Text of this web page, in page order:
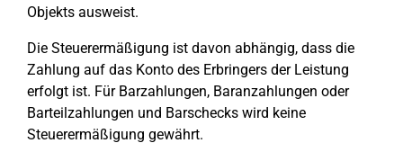
Objekts ausweist.
Die Steuerermäßigung ist davon abhängig, dass die
Zahlung auf das Konto des Erbringers der Leistung
erfolgt ist. Für Barzahlungen, Baranzahlungen oder
Barteilzahlungen und Barschecks wird keine
Steuerermäßigung gewährt.